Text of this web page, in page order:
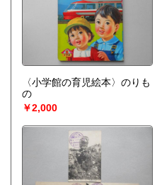
〈小学館の育児絵本〉のりも
の
￥2,000